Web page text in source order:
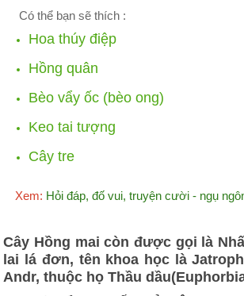
Có thể bạn sẽ thích :
Hoa thúy điệp
Hồng quân
Bèo vẩy ốc (bèo ong)
Keo tai tượng
Cây tre
Xem: Hỏi đáp, đố vui, truyện cười - ngụ
Cây Hồng mai còn được gọi là
lai lá đơn, tên khoa học là
Andr, thuộc họ Thầu